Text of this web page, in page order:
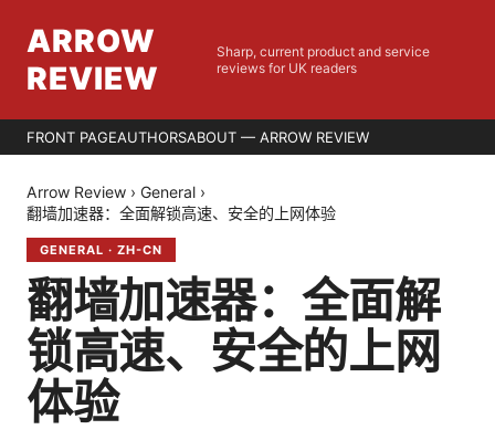
ARROW
REVIEW
Sharp, current product and service
reviews for UK readers
FRONT PAGEAUTHORSABOUT — ARROW REVIEW
Arrow Review › General ›
翻墙加速器：全面解锁高速、安全的上网体验
GENERAL · ZH-CN
翻墙加速器：全面解
锁高速、安全的上网
体验